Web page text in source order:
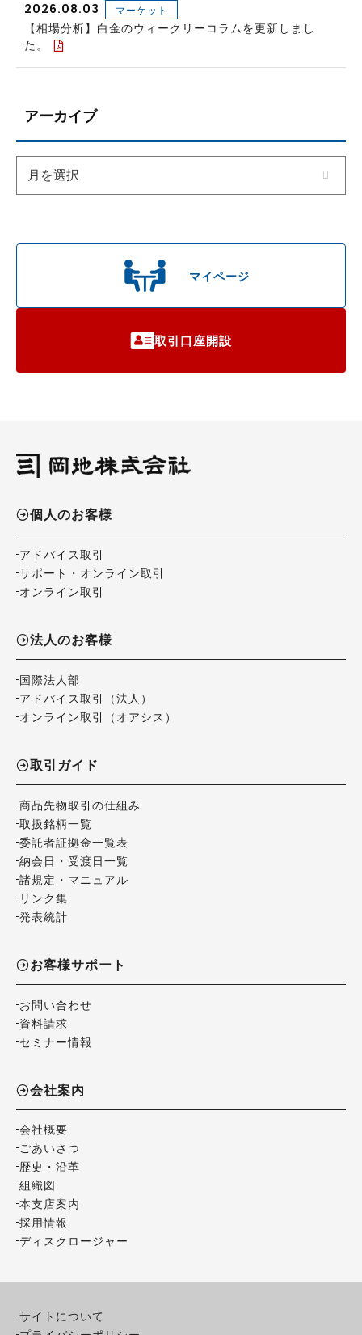
マイページ
取引口座開設
2026.08.03 マーケット
【相場分析】白金のウィークリーコラムを更新しまし
た。
アーカイブ
個人のお客様
アドバイス取引
サポート・オンライン取引
オンライン取引
法人のお客様
国際法人部
アドバイス取引（法人）
オンライン取引（オアシス）
取引ガイド
商品先物取引の仕組み
取扱銘柄一覧
委託者証拠金一覧表
納会日・受渡日一覧
諸規定・マニュアル
リンク集
発表統計
お客様サポート
お問い合わせ
資料請求
セミナー情報
会社案内
会社概要
ごあいさつ
歴史・沿革
組織図
本支店案内
採用情報
ディスクロージャー
サイトについて